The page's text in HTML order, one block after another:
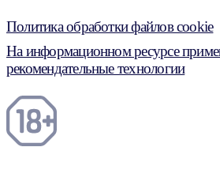
Политика обработки файлов cookie
На информационном ресурсе
рекомендательные технологии